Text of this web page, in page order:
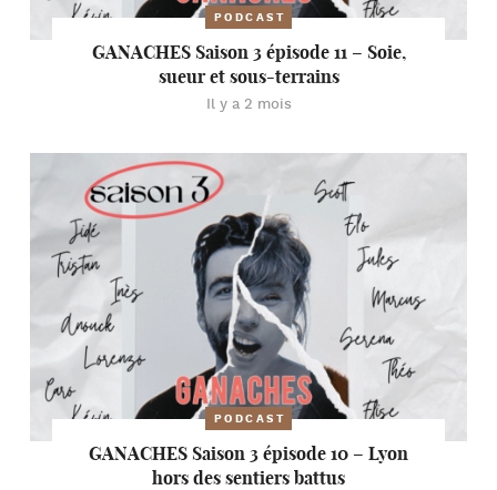
PODCAST
GANACHES Saison 3 épisode 11 – Soie,
sueur et sous-terrains
Il y a 2 mois
PODCAST
GANACHES Saison 3 épisode 10 – Lyon
hors des sentiers battus